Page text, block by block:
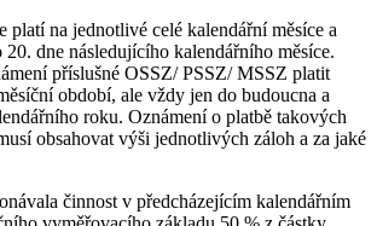
platí na jednotlivé celé kalendářní měsíce a
20. dne následujícího kalendářního měsíce.
příslušné OSSZ/ PSSZ/ MSSZ platit
období, ale vždy jen do budoucna a
roku. Oznámení o platbě takových
obsahovat výši jednotlivých záloh a za jaké
činnost v předcházejícím kalendářním